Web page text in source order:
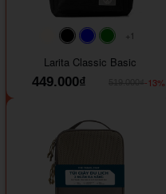
#faf0e6
#000000#0000FF#008000
+1
Larita Classic Basic
449.000₫
-13%